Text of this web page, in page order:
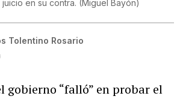
en su contra. (Miguel Bayón)
Tolentino Rosario
gobierno “falló” en probar el